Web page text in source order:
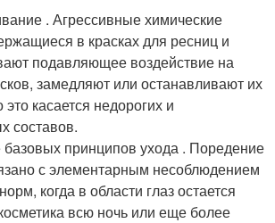
. Агрессивные химические
в красках для ресниц и
подавляющее воздействие на
замедляют или останавливают их
касается недорогих и
составов.
принципов ухода . Поредение
с элементарным несоблюдением
когда в области глаз остается
всю ночь или еще более